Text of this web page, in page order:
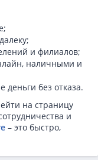
и филиалов;
наличными и
без отказа.
на страницу
и
– это быстро,